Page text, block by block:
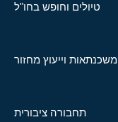
טיולים וחופש בחו"ל
משכנתאות וייעוץ מחזור
תחבורה ציבורית